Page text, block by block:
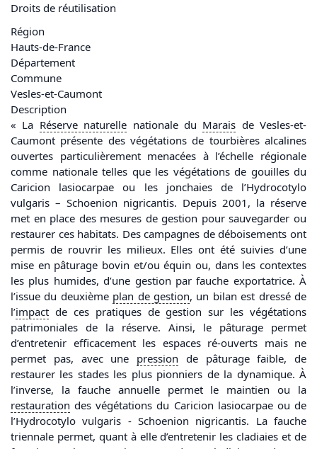
Droits de réutilisation
Région
Hauts-de-France
Département
Commune
Vesles-et-Caumont
Description
« La Réserve naturelle nationale du Marais de Vesles-et-
Caumont présente des végétations de tourbières alcalines
ouvertes particulièrement menacées à l’échelle régionale
comme nationale telles que les végétations de gouilles du
Caricion lasiocarpae ou les jonchaies de l’Hydrocotylo
vulgaris – Schoenion nigricantis. Depuis 2001, la réserve
met en place des mesures de gestion pour sauvegarder ou
restaurer ces habitats. Des campagnes de déboisements ont
permis de rouvrir les milieux. Elles ont été suivies d’une
mise en pâturage bovin et/ou équin ou, dans les contextes
les plus humides, d’une gestion par fauche exportatrice. À
l’issue du deuxième plan de gestion, un bilan est dressé de
l’impact de ces pratiques de gestion sur les végétations
patrimoniales de la réserve. Ainsi, le pâturage permet
d’entretenir efficacement les espaces ré-ouverts mais ne
permet pas, avec une pression de pâturage faible, de
restaurer les stades les plus pionniers de la dynamique. À
l’inverse, la fauche annuelle permet le maintien ou la
restauration des végétations du Caricion lasiocarpae ou de
l’Hydrocotylo vulgaris - Schoenion nigricantis. La fauche
triennale permet, quant à elle d’entretenir les cladiaies et de